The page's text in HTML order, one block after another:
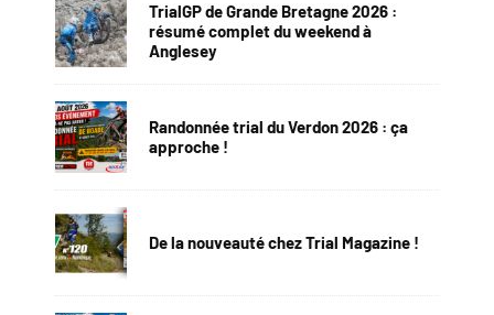
TrialGP de Grande Bretagne 2026 :
résumé complet du weekend à
Anglesey
Randonnée trial du Verdon 2026 : ça
approche !
De la nouveauté chez Trial Magazine !